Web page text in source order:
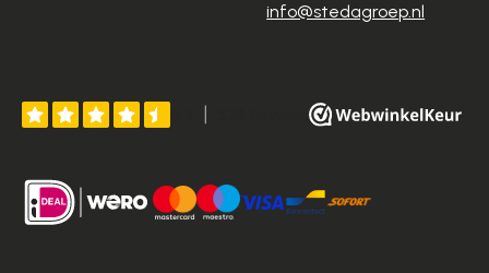
info@stedagroep.nl